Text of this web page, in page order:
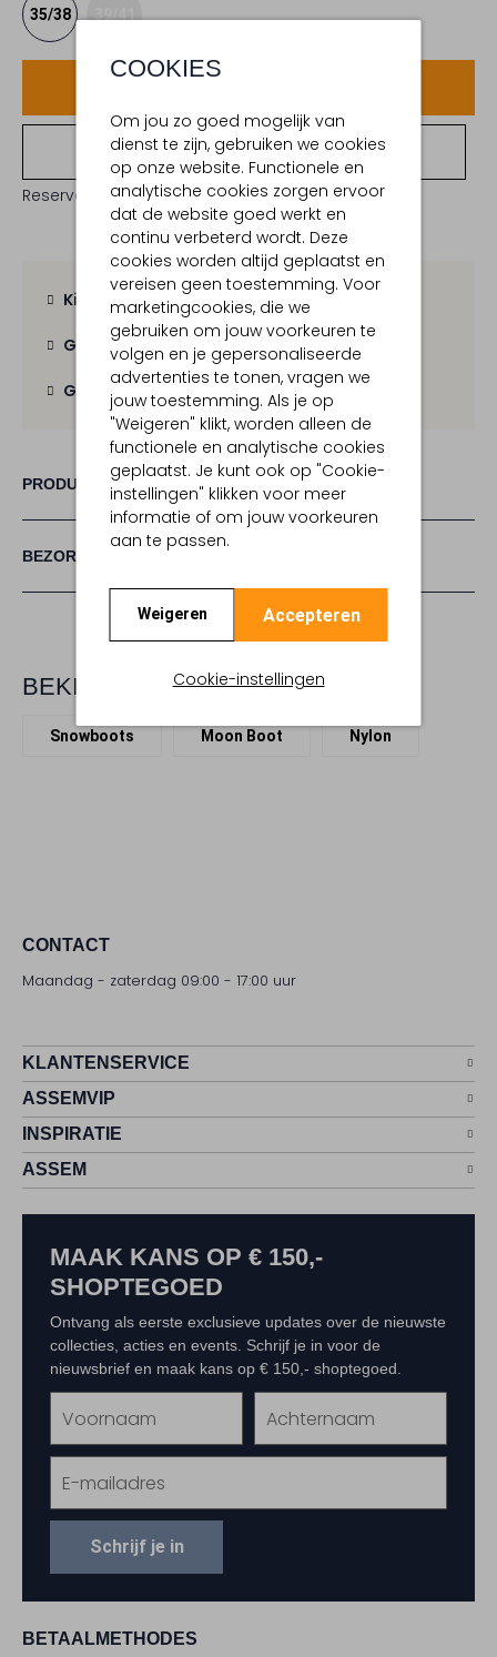
COOKIES
Om jou zo goed mogelijk van
dienst te zijn, gebruiken we cookies
op onze website. Functionele en
analytische cookies zorgen ervoor
dat de website goed werkt en
continu verbeterd wordt. Deze
cookies worden altijd geplaatst en
vereisen geen toestemming. Voor
marketingcookies, die we
gebruiken om jouw voorkeuren te
volgen en je gepersonaliseerde
advertenties te tonen, vragen we
jouw toestemming. Als je op
"Weigeren" klikt, worden alleen de
functionele en analytische cookies
geplaatst. Je kunt ook op "Cookie-
instellingen" klikken voor meer
informatie of om jouw voorkeuren
aan te passen.
Weigeren Accepteren
Cookie-instellingen
35/38 39/41
Bekijk winkelvoorraad
Reserveer direct in een van onze 19 boutiques
Kies zelf je bezorgmoment
Gratis verzending vanaf € 100,-
Gratis retour binnen 30 dagen
PRODUCT INFORMATIE
BEZORGEN & RETOURNEREN
BEKIJK MEER
Snowboots Moon Boot Nylon
CONTACT
Maandag - zaterdag 09:00 - 17:00 uur
KLANTENSERVICE
ASSEMVIP
INSPIRATIE
ASSEM
BETAALMETHODES
MAAK KANS OP € 150,-
SHOPTEGOED
Ontvang als eerste exclusieve updates over de nieuwste
collecties, acties en events. Schrijf je in voor de
nieuwsbrief en maak kans op € 150,- shoptegoed.
Schrijf je in